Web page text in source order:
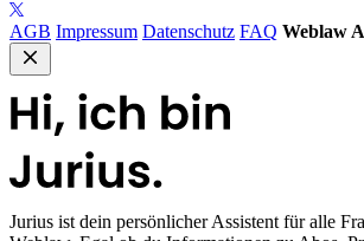
AGB Impressum Datenschutz FAQ Weblaw
Jurius ist dein persönlicher Assistent für alle